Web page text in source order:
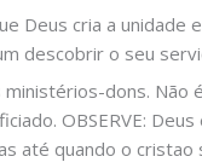
Deus cria a unidade
descobrir o seu
dons.
OBSERVE:
até quando o cristao